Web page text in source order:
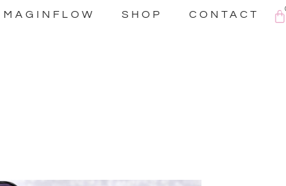
MAGINFLOW SHOP CONTACT